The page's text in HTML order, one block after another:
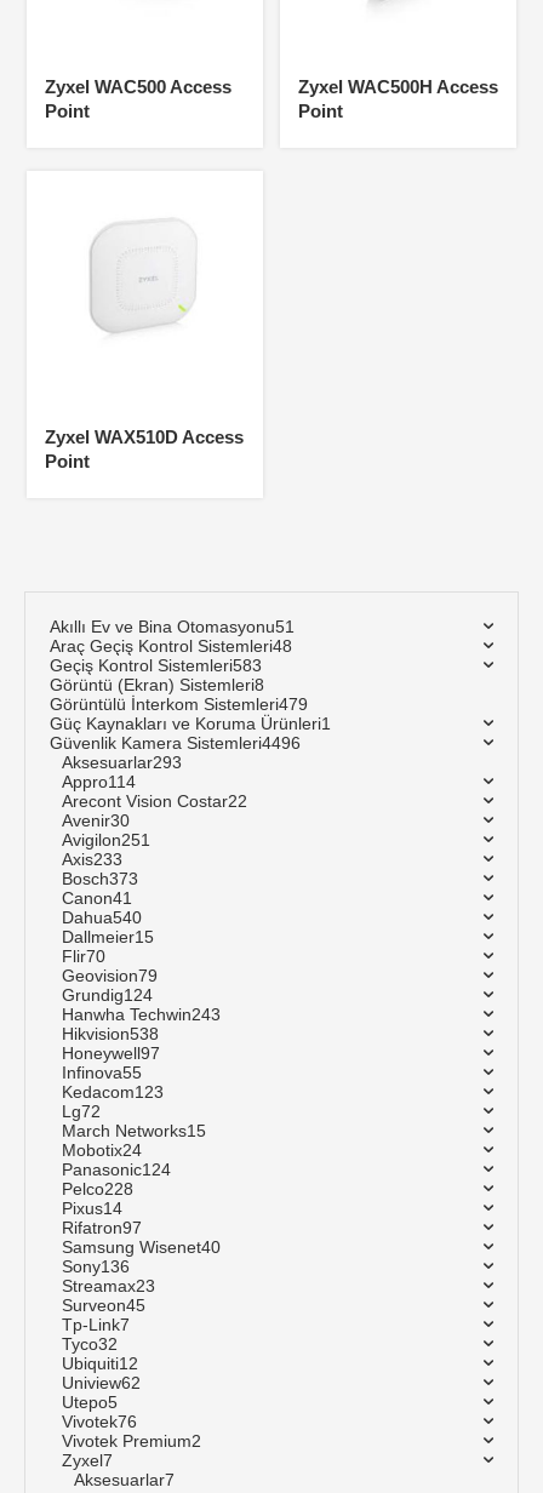
Zyxel WAC500 Access
Point
Zyxel WAC500H Access
Point
Zyxel WAX510D Access
Point
Akıllı Ev ve Bina Otomasyonu51
Araç Geçiş Kontrol Sistemleri48
Geçiş Kontrol Sistemleri583
Görüntü (Ekran) Sistemleri8
Görüntülü İnterkom Sistemleri479
Güç Kaynakları ve Koruma Ürünleri1
Güvenlik Kamera Sistemleri4496
Aksesuarlar293
Appro114
Arecont Vision Costar22
Avenir30
Avigilon251
Axis233
Bosch373
Canon41
Dahua540
Dallmeier15
Flir70
Geovision79
Grundig124
Hanwha Techwin243
Hikvision538
Honeywell97
Infinova55
Kedacom123
Lg72
March Networks15
Mobotix24
Panasonic124
Pelco228
Pixus14
Rifatron97
Samsung Wisenet40
Sony136
Streamax23
Surveon45
Tp-Link7
Tyco32
Ubiquiti12
Uniview62
Utepo5
Vivotek76
Vivotek Premium2
Zyxel7
Aksesuarlar7